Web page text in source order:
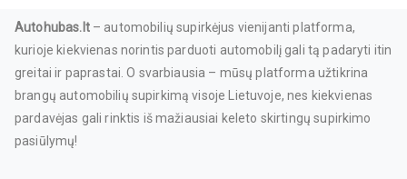
Autohubas.lt– automobilių supirkėjus vienijanti platforma,
kurioje kiekvienas norintis parduoti automobilį gali tą padaryti itin
greitai ir paprastai. O svarbiausia – mūsų platforma užtikrina
brangų automobilių supirkimą visoje Lietuvoje, nes kiekvienas
pardavėjas gali rinktis iš mažiausiai keleto skirtingų supirkimo
pasiūlymų!